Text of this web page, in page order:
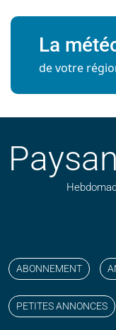
La
de votre
ABONNEMENT
PETITES ANNONCES